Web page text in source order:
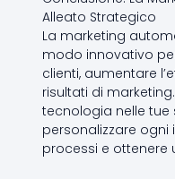
Alleato Strategico
La marketing
modo innovativo
clienti, aumentare
risultati di
tecnologia nelle tue
personalizzare ogni
processi e